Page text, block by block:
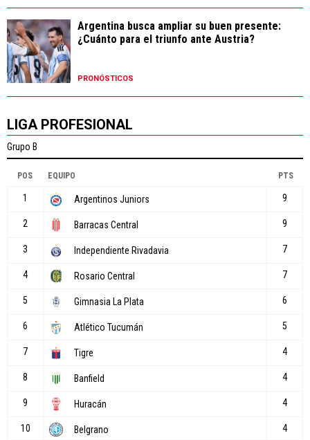
Argentina busca ampliar su buen presente:
¿Cuánto para el triunfo ante Austria?
PRONÓSTICOS
LIGA PROFESIONAL